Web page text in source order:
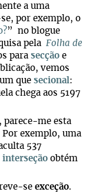
a uma
por exemplo, o
” no blogue
pela Folha de
para secção e
vemos
que secional:
chega aos 5197
parece-me esta
Por exemplo, uma
537
interseção obtém
se exceção.